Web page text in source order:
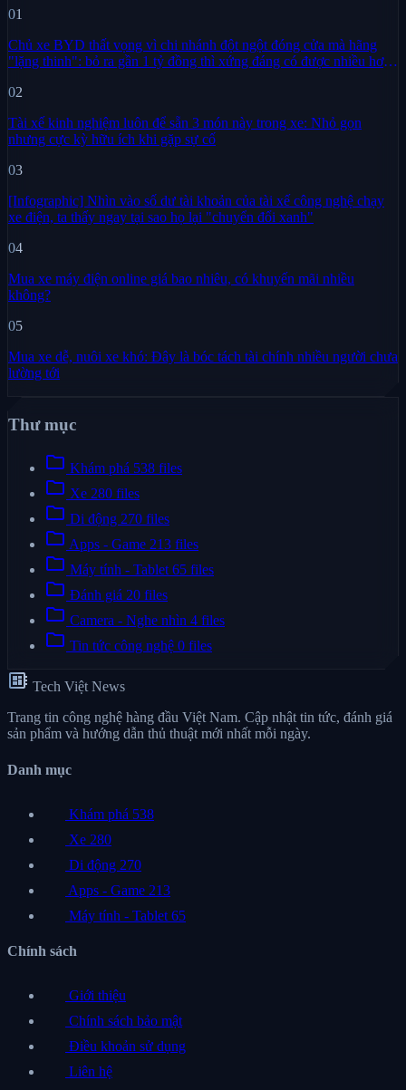
01
Chủ xe BYD thất vọng vì chi nhánh đột ngột đóng cửa mà hãng
"lặng thinh": bỏ ra gần 1 tỷ đồng thì xứng đáng có được nhiều hơn
02
Tài xế kinh nghiệm luôn để sẵn 3 món này trong xe: Nhỏ gọn
nhưng cực kỳ hữu ích khi gặp sự cố
03
[Infographic] Nhìn vào số dư tài khoản của tài xế công nghệ chạy
xe điện, ta thấy ngay tại sao họ lại "chuyển đổi xanh"
04
Mua xe máy điện online giá bao nhiêu, có khuyến mãi nhiều
không?
05
Mua xe dễ, nuôi xe khó: Đây là bóc tách tài chính nhiều người chưa
lường tới
Thư mục
folder Khám phá 538 files
folder Xe 280 files
folder Di động 270 files
folder Apps - Game 213 files
folder Máy tính - Tablet 65 files
folder Đánh giá 20 files
folder Camera - Nghe nhìn 4 files
folder Tin tức công nghệ 0 files
developer_board Tech Việt News
Trang tin công nghệ hàng đầu Việt Nam. Cập nhật tin tức, đánh giá
sản phẩm và hướng dẫn thủ thuật mới nhất mỗi ngày.
Danh mục
Khám phá 538
Xe 280
Di động 270
Apps - Game 213
Máy tính - Tablet 65
Chính sách
Giới thiệu
Chính sách bảo mật
Điều khoản sử dụng
Liên hệ